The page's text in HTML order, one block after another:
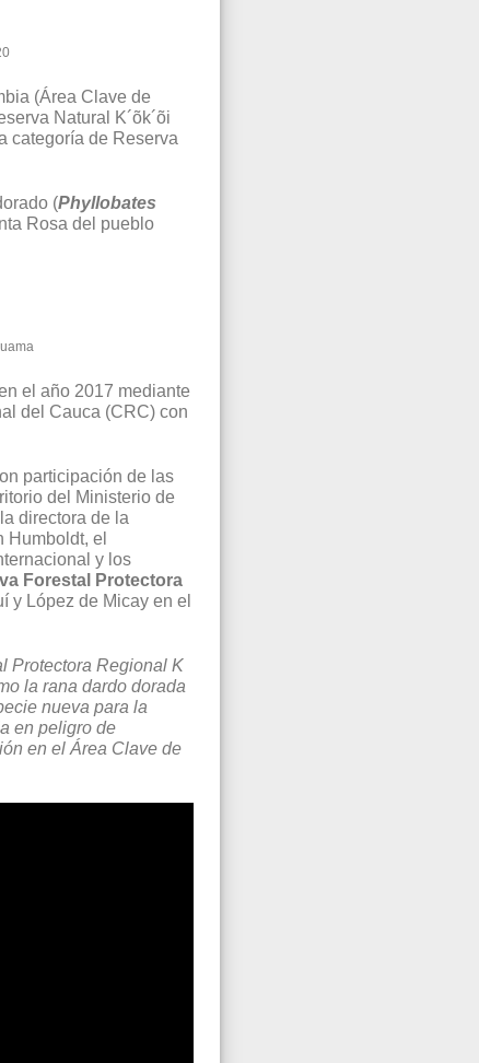
(Área Clave de
Natural K´õk´õi
categoría de Reserva
(Phyllobates
Rosa del pueblo
el año 2017 mediante
del Cauca (CRC) con
participación de las
del Ministerio de
directora de la
el
y los
Forestal Protectora
y López de Micay en el
Protectora Regional K
la rana dardo dorada
nueva para la
en peligro de
en el Área Clave de